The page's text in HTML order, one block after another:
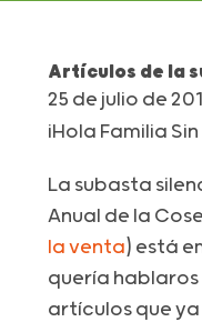
Artículos de la
25 de julio de
¡Hola Familia
La subasta
Anual de la
la venta) está
quería
artículos que